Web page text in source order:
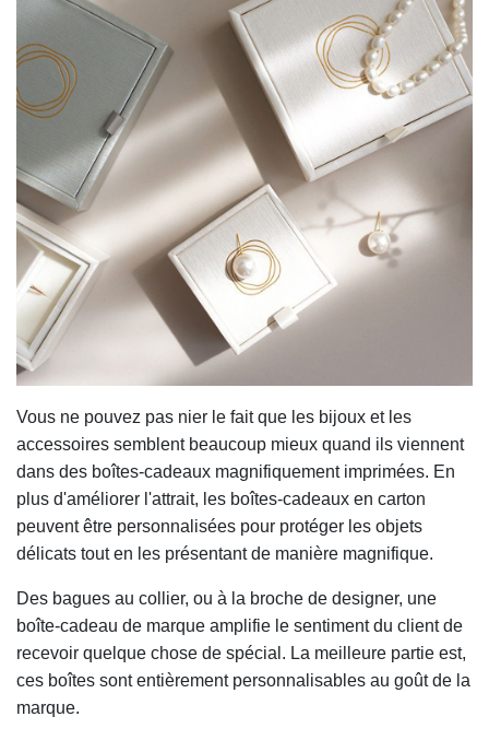
Vous ne pouvez pas nier le fait que les bijoux et les
accessoires semblent beaucoup mieux quand ils viennent
dans des boîtes-cadeaux magnifiquement imprimées. En
plus d'améliorer l'attrait, les boîtes-cadeaux en carton
peuvent être personnalisées pour protéger les objets
délicats tout en les présentant de manière magnifique.
Des bagues au collier, ou à la broche de designer, une
boîte-cadeau de marque amplifie le sentiment du client de
recevoir quelque chose de spécial. La meilleure partie est,
ces boîtes sont entièrement personnalisables au goût de la
marque.